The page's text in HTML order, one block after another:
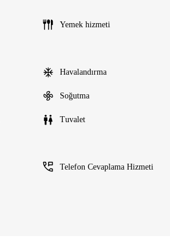
Yemek hizmeti
Havalandırma
Soğutma
Tuvalet
Telefon Cevaplama Hizmeti